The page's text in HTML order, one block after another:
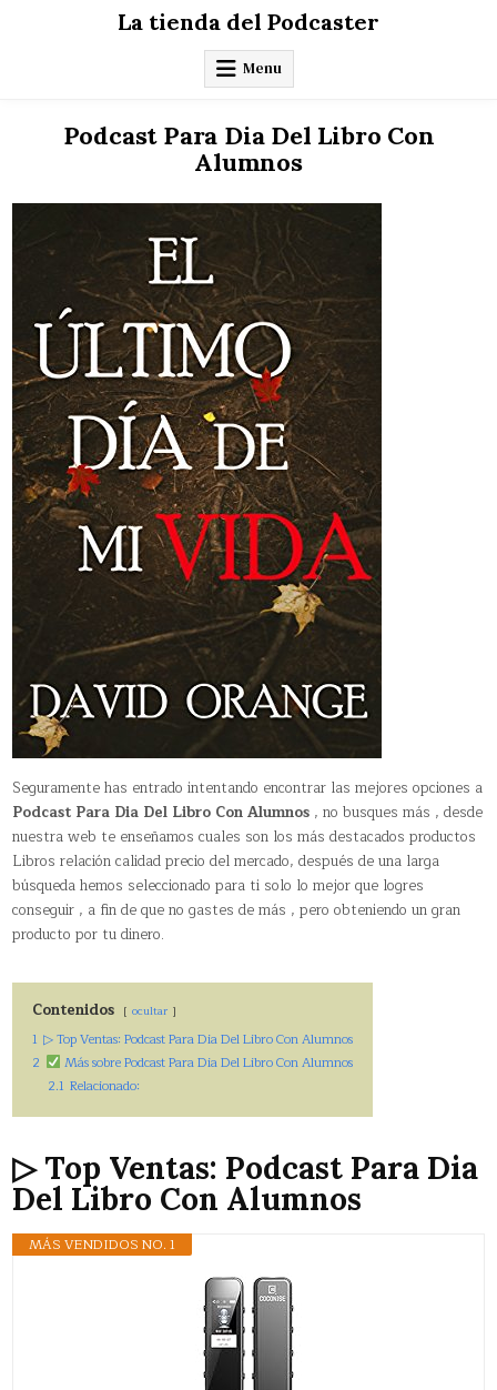
La tienda del Podcaster
Menu
Podcast Para Dia Del Libro Con
Alumnos
Seguramente has entrado intentando encontrar las mejores opciones a
Podcast Para Dia Del Libro Con Alumnos , no busques más , desde
nuestra web te enseñamos cuales son los más destacados productos
Libros relación calidad precio del mercado, después de una larga
búsqueda hemos seleccionado para ti solo lo mejor que logres
conseguir , a fin de que no gastes de más , pero obteniendo un gran
producto por tu dinero.
Contenidos ocultar
1 ▷ Top Ventas: Podcast Para Dia Del Libro Con Alumnos
2
Más sobre Podcast Para Dia Del Libro Con Alumnos
2.1 Relacionado:
▷ Top Ventas: Podcast Para Dia
Del Libro Con Alumnos
MÁS VENDIDOS NO. 1